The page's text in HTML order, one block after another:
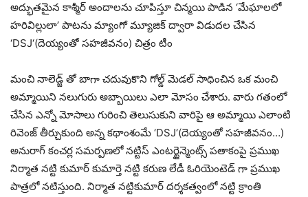
అద్భుతమైన కాశ్మీర్ అందాలను చూపిస్తూ చిన్మయి పాడిన ‘మేఘాలలో
హరివిల్లులా’ పాటను మ్యాంగో మ్యూజిక్ ద్వారా విడుదల చేసిన
‘DSJ‘(దెయ్యంతో సహజీవనం) చిత్రం టీం
మంచి నాలెడ్జ్ తో బాగా చదువుకొని గోల్డ్ మెడల్ సాధించిన ఒక మంచి
అమ్మాయిని నలుగురు అబ్బాయిలు ఎలా మోసం చేశారు. వారు గతంలో
చేసిన ఎన్నో మోసాలు గురించి తెలుసుకుని వారిపై ఆ అమ్మాయి ఎలాంటి
రివెంజ్ తీర్చుకుంది అన్న కథాంశంమే ‘DSJ‘(దెయ్యంతో సహజీవనం…)
అనురాగ్ కంచర్ల సమర్పణలో నట్టిస్ ఎంటర్టైన్మెంట్స్ పతాకంపై ప్రముఖ
నిర్మాత నట్టి కుమార్ కుమార్తె నట్టి కరుణ లేడీ ఓరియెంటెడ్ గా ప్రముఖ
పాత్రలో నటిస్తుంది. నిర్మాత నట్టికుమార్ దర్శకత్వంలో నట్టి క్రాంతి